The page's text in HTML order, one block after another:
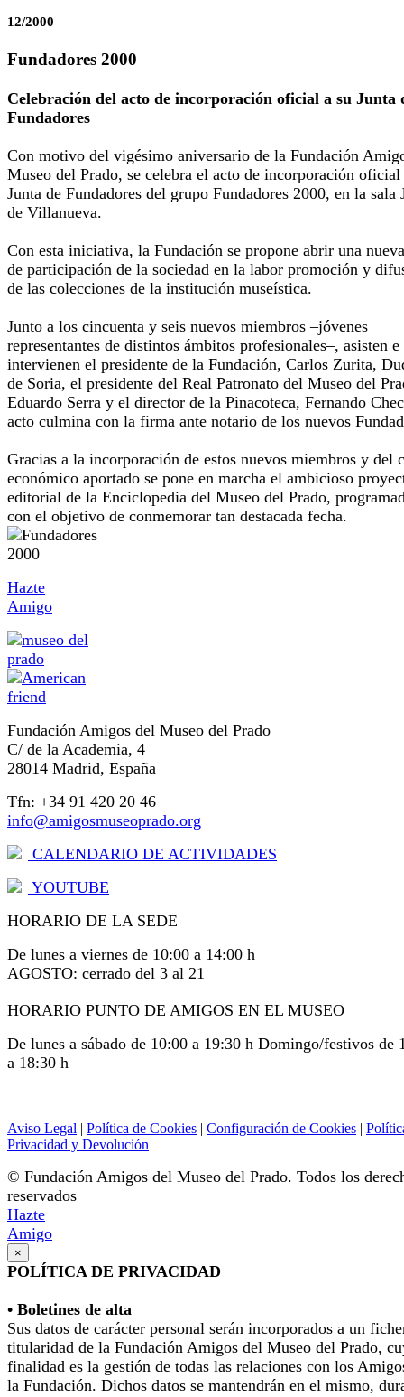
12/2000
Fundadores 2000
Celebración del acto de incorporación oficial a su Junta
Fundadores
Con motivo del vigésimo aniversario de la Fundación
Museo del Prado, se celebra el acto de incorporación oficial
Junta de Fundadores del grupo Fundadores 2000, en la sala
de Villanueva.
Con esta iniciativa, la Fundación se propone abrir una
de participación de la sociedad en la labor promoción y
de las colecciones de la institución museística.
Junto a los cincuenta y seis nuevos miembros –jóvenes
representantes de distintos ámbitos profesionales–, asisten e
intervienen el presidente de la Fundación, Carlos Zurita,
de Soria, el presidente del Real Patronato del Museo del
Eduardo Serra y el director de la Pinacoteca, Fernando
acto culmina con la firma ante notario de los nuevos
Gracias a la incorporación de estos nuevos miembros y del
económico aportado se pone en marcha el ambicioso
editorial de la Enciclopedia del Museo del Prado,
con el objetivo de conmemorar tan destacada fecha.
Hazte
Amigo
Fundación Amigos del Museo del Prado
C/ de la Academia, 4
28014 Madrid, España
Tfn: +34 91 420 20 46
info@amigosmuseoprado.org
CALENDARIO DE ACTIVIDADES
YOUTUBE
HORARIO DE LA SEDE
De lunes a viernes de 10:00 a 14:00 h
AGOSTO: cerrado del 3 al 21
HORARIO PUNTO DE AMIGOS EN EL MUSEO
De lunes a sábado de 10:00 a 19:30 h Domingo/festivos de
a 18:30 h
Aviso Legal | Política de Cookies | Configuración de Cookies |
Privacidad y Devolución
© Fundación Amigos del Museo del Prado. Todos los
reservados
Hazte
Amigo
×
POLÍTICA DE PRIVACIDAD
• Boletines de alta
Sus datos de carácter personal serán incorporados a un
titularidad de la Fundación Amigos del Museo del Prado,
finalidad es la gestión de todas las relaciones con los
la Fundación. Dichos datos se mantendrán en el mismo,